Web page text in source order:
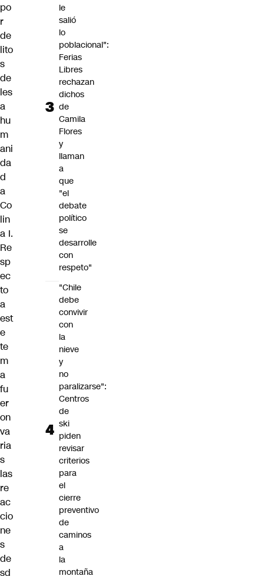
po
r
de
lito
s
de
les
a
hu
m
ani
da
d
a
Co
lin
a I.
Re
sp
ec
to
a
est
e
te
m
a
fu
er
on
va
ria
s
las
re
ac
cio
ne
s
de
sd
le
salió
lo
poblacional":
Ferias
Libres
rechazan
dichos
de
Camila
Flores
y
llaman
a
que
"el
debate
político
se
desarrolle
con
respeto"
"Chile
debe
convivir
con
la
nieve
y
no
paralizarse":
Centros
de
ski
piden
revisar
criterios
para
el
cierre
preventivo
de
caminos
a
la
montaña